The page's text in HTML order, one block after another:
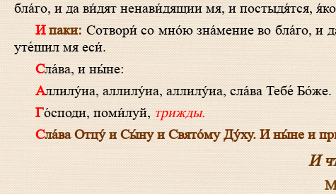
бла́го, и да ви́дят ненави́дящии мя, и постыдя́тся,
И паки:Сотвори́ со мно́ю зна́мение во бла́го, и
уте́шил мя еси́.
Сла́ва, и ны́не:
Аллилу́иа, аллилу́иа, аллилу́иа, сла́ва Тебе́ Бо́же.
Го́споди, поми́луй,трижды.
Сла́ва Отцу́ и Сы́ну и Свято́му Ду́ху. И ны́не и
И